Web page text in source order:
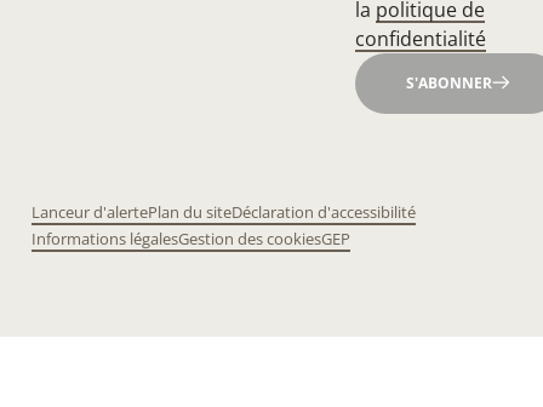
la politique de
confidentialité
S'ABONNER
Lanceur d'alertePlan du siteDéclaration d'accessibilité
Informations légalesGestion des cookiesGEP